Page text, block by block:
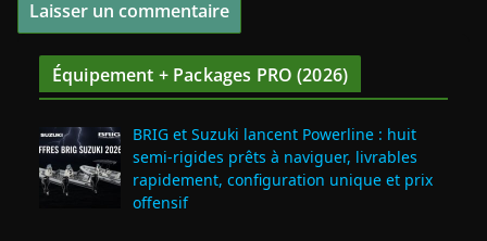
Équipement + Packages PRO (2026)
BRIG et Suzuki lancent Powerline : huit
semi‑rigides prêts à naviguer, livrables
rapidement, configuration unique et prix
offensif